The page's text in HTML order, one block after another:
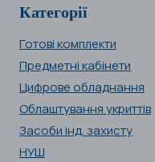
Категорії
Готові комплекти
Предметні кабінети
Цифрове обладнання
Облаштування укриттів
Засоби інд. захисту
НУШ